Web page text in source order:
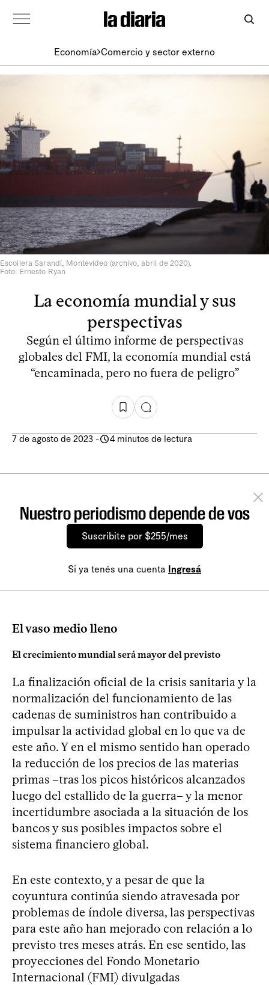
Economía Comercio y sector externo
Escollera Sarandí, Montevideo (archivo, abril de 2020).
Foto: Ernesto Ryan
La economía mundial y sus
perspectivas
Según el último informe de perspectivas
globales del FMI, la economía mundial está
“encaminada, pero no fuera de peligro”
7 de agosto de 2023 - 4 minutos de lectura
Nuestro periodismo depende de vos
Suscribite por $255/mes
Si ya tenés una cuenta Ingresá
El vaso medio lleno
El crecimiento mundial será mayor del previsto
La finalización oficial de la crisis sanitaria y la
normalización del funcionamiento de las
cadenas de suministros han contribuido a
impulsar la actividad global en lo que va de
este año. Y en el mismo sentido han operado
la reducción de los precios de las materias
primas –tras los picos históricos alcanzados
luego del estallido de la guerra– y la menor
incertidumbre asociada a la situación de los
bancos y sus posibles impactos sobre el
sistema financiero global.
En este contexto, y a pesar de que la
coyuntura continúa siendo atravesada por
problemas de índole diversa, las perspectivas
para este año han mejorado con relación a lo
previsto tres meses atrás. En ese sentido, las
proyecciones del Fondo Monetario
Internacional (FMI) divulgadas